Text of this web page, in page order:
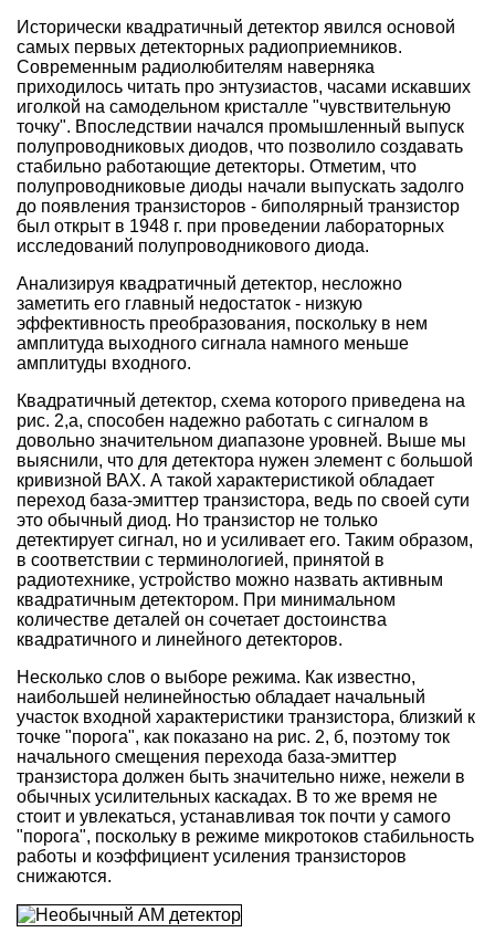
Исторически квадратичный детектор явился основой
самых первых детекторных радиоприемников.
Современным радиолюбителям наверняка
приходилось читать про энтузиастов, часами искавших
иголкой на самодельном кристалле "чувствительную
точку". Впоследствии начался промышленный выпуск
полупроводниковых диодов, что позволило создавать
стабильно работающие детекторы. Отметим, что
полупроводниковые диоды начали выпускать задолго
до появления транзисторов - биполярный транзистор
был открыт в 1948 г. при проведении лабораторных
исследований полупроводникового диода.
Анализируя квадратичный детектор, несложно
заметить его главный недостаток - низкую
эффективность преобразования, поскольку в нем
амплитуда выходного сигнала намного меньше
амплитуды входного.
Квадратичный детектор, схема которого приведена на
рис. 2,а, способен надежно работать с сигналом в
довольно значительном диапазоне уровней. Выше мы
выяснили, что для детектора нужен элемент с большой
кривизной ВАХ. А такой характеристикой обладает
переход база-эмиттер транзистора, ведь по своей сути
это обычный диод. Но транзистор не только
детектирует сигнал, но и усиливает его. Таким образом,
в соответствии с терминологией, принятой в
радиотехнике, устройство можно назвать активным
квадратичным детектором. При минимальном
количестве деталей он сочетает достоинства
квадратичного и линейного детекторов.
Несколько слов о выборе режима. Как известно,
наибольшей нелинейностью обладает начальный
участок входной характеристики транзистора, близкий к
точке "порога", как показано на рис. 2, б, поэтому ток
начального смещения перехода база-эмиттер
транзистора должен быть значительно ниже, нежели в
обычных усилительных каскадах. В то же время не
стоит и увлекаться, устанавливая ток почти у самого
"порога", поскольку в режиме микротоков стабильность
работы и коэффициент усиления транзисторов
снижаются.